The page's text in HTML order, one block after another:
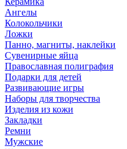
Ангелы
Колокольчики
Ложки
Панно, магниты, наклейки
Сувенирные яйца
Православная полиграфия
Подарки для детей
Развивающие игры
Наборы для творчества
Изделия из кожи
Закладки
Ремни
Мужские